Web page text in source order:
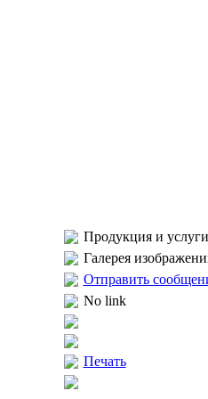
Продукция и
Галерея
Отправить
No link
Печать